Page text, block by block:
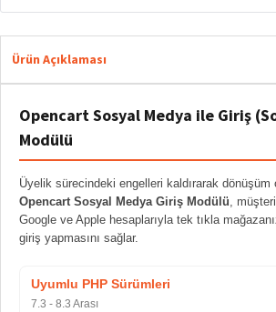
Ürün Açıklaması
Opencart Sosyal Medya ile Giriş
Modülü
Üyelik sürecindeki engelleri kaldırarak dönüşüm
Opencart Sosyal Medya Giriş Modülü,
Google ve Apple hesaplarıyla tek tıkla
giriş yapmasını sağlar.
Uyumlu PHP Sürümleri
7.3 - 8.3 Arası